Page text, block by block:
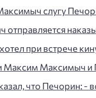
слугу
при встрече
Максим Максимыч
что Печорин: -